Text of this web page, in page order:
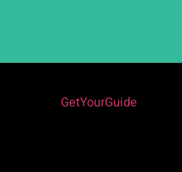
GetYourGuide